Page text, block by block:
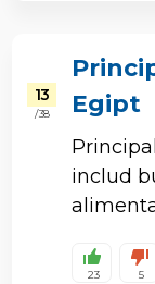
13
/ 38
Egipt
includ
23 5